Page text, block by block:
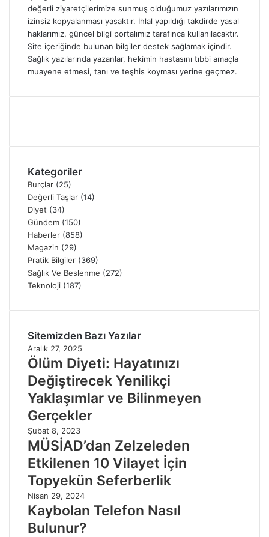
değerli ziyaretçilerimize sunmuş olduğumuz yazılarımızın
izinsiz kopyalanması yasaktır. İhlal yapıldığı takdirde yasal
haklarımız, güncel bilgi portalımız tarafınca kullanılacaktır.
Site içeriğinde bulunan bilgiler destek sağlamak içindir.
Sağlık yazılarında yazanlar, hekimin hastasını tıbbi amaçla
muayene etmesi, tanı ve teşhis koyması yerine geçmez.
Kategoriler
Burçlar (25)
Değerli Taşlar (14)
Diyet (34)
Gündem (150)
Haberler (858)
Magazin (29)
Pratik Bilgiler (369)
Sağlık Ve Beslenme (272)
Teknoloji (187)
Sitemizden Bazı Yazılar
Aralık 27, 2025
Ölüm Diyeti: Hayatınızı
Değiştirecek Yenilikçi
Yaklaşımlar ve Bilinmeyen
Gerçekler
Şubat 8, 2023
MÜSİAD’dan Zelzeleden
Etkilenen 10 Vilayet İçin
Topyekün Seferberlik
Nisan 29, 2024
Kaybolan Telefon Nasıl
Bulunur?